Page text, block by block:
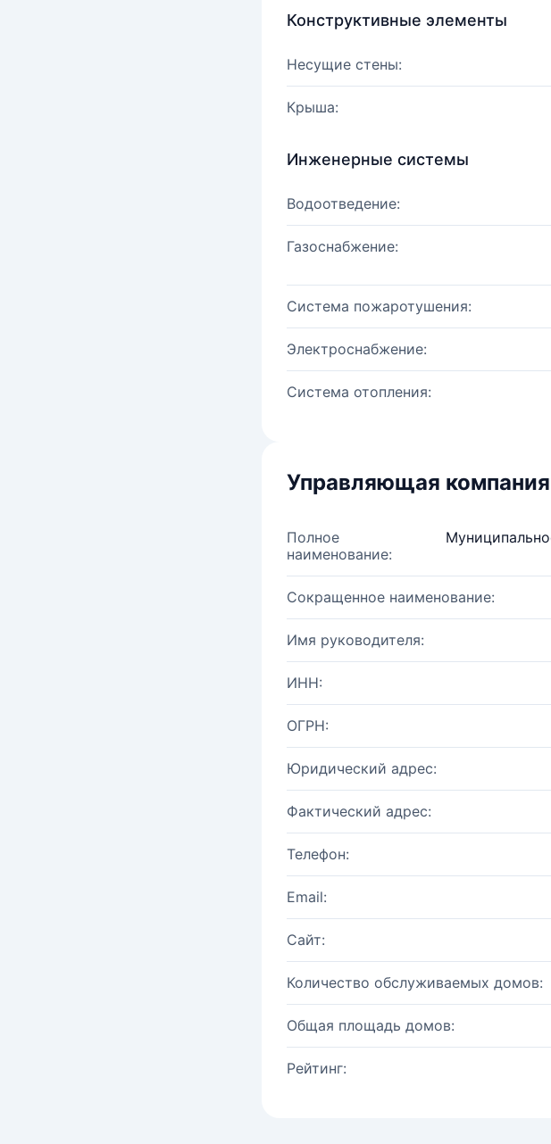
Конструктивные элементы
Несущие стены:
Крыша:
Инженерные системы
Водоотведение:
Газоснабжение:
Система пожаротушения:
Электроснабжение:
Система отопления:
Управляющая компания
Полное
наименование:
Сокращенное наименование:
Имя руководителя:
ИНН:
ОГРН:
Юридический адрес:
Фактический адрес:
Телефон:
Email:
Сайт:
Количество обслуживаемых домов:
Общая площадь домов:
Рейтинг: